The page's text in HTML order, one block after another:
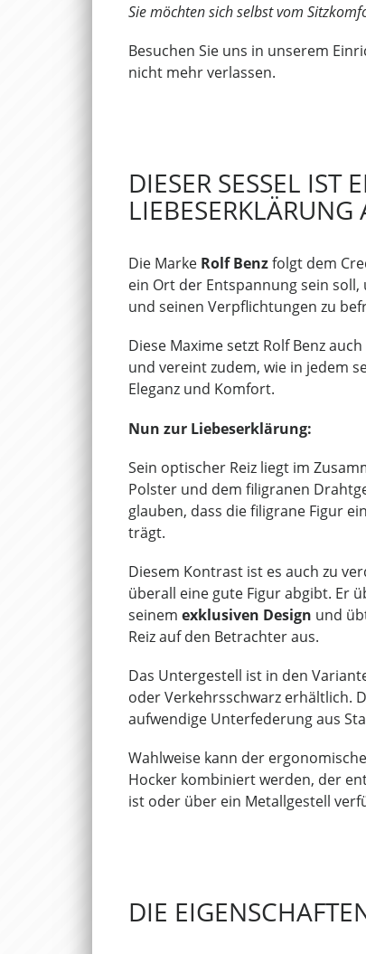
Sie möchten sich selbst vom
Besuchen Sie uns in unserem
nicht mehr verlassen.
DIESER SESSEL IST
LIEBESERKLÄRUNG
Die Marke Rolf Benzfolgt dem
ein Ort der Entspannung sein
und seinen Verpflichtungen zu
Diese Maxime setzt Rolf Benz
und vereint zudem, wie in jedem
Eleganz und Komfort.
Nun zur Liebeserklärung:
Sein optischer Reiz liegt im
Polster und dem filigranen
glauben, dass die filigrane Figur
trägt.
Diesem Kontrast ist es auch zu
überall eine gute Figur abgibt. Er
seinem exklusiven Design und
Reiz auf den Betrachter aus.
Das Untergestell ist in den
oder Verkehrsschwarz erhältlich.
aufwendige Unterfederung aus
Wahlweise kann der
Hocker kombiniert werden, der
ist oder über ein Metallgestell
DIE